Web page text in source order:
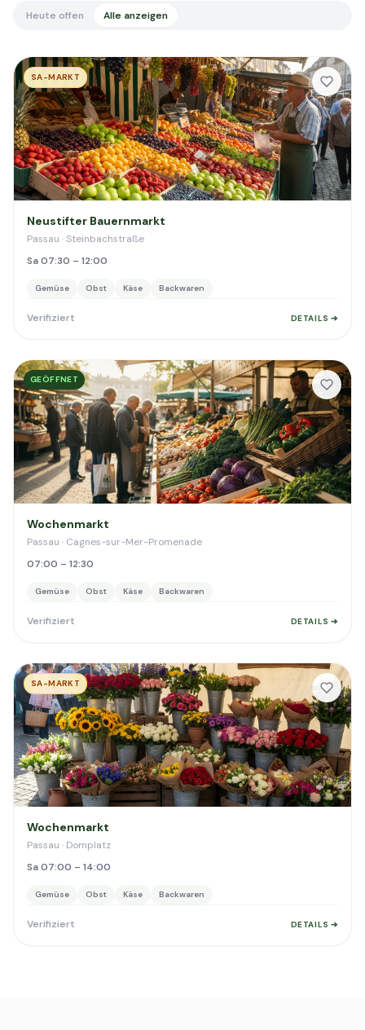
Heute offen Alle anzeigen
SA-MARKT
Neustifter Bauernmarkt
Passau · Steinbachstraße
Sa 07:30 – 12:00
Gemüse Obst Käse Backwaren
Verifiziert DETAILS ➔
GEÖFFNET
Wochenmarkt
Passau · Cagnes-sur-Mer-Promenade
07:00 – 12:30
Gemüse Obst Käse Backwaren
Verifiziert DETAILS ➔
SA-MARKT
Wochenmarkt
Passau · Domplatz
Sa 07:00 – 14:00
Gemüse Obst Käse Backwaren
Verifiziert DETAILS ➔